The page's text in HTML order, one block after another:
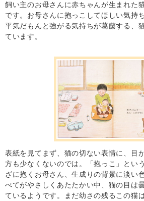
飼い主のお母さんに赤ちゃんが生まれた
です。お母さんに抱っこしてほしい気持
平気だもんと強がる気持ちが葛藤する、
ています。
表紙を見てまず、猫の切ない表情に、目
方も少なくないのでは。「抱っこ」とい
ざに抱くお母さん、生成りの背景に淡い
べてがやさしくあたたかい中、猫の目は
ているようです。まだ幼さの残るこの猫